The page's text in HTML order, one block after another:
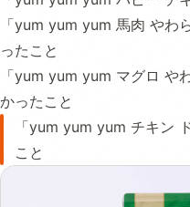
「yum yum yum 馬肉 やわ
ったこと
「yum yum yum マグロ や
かったこと
「yum yum yum チキン
こと